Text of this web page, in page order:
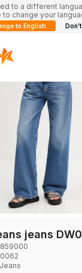
to a different
to change your
to English
jeans